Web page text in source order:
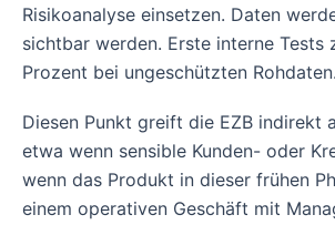
Risikoanalyse einsetzen. Daten
sichtbar werden. Erste interne
Prozent bei ungeschützten Rohdaten.
Diesen Punkt greift die EZB indirekt
etwa wenn sensible Kunden- oder
wenn das Produkt in dieser frühen
einem operativen Geschäft mit